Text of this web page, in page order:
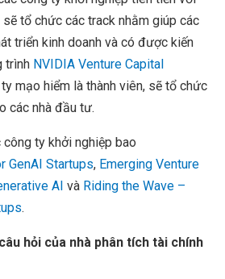
tổ chức các track nhằm giúp các
triển kinh doanh và có được kiến
trình NVIDIA Venture Capital
mạo hiểm là thành viên, sẽ tổ chức
các nhà đầu tư.
ty khởi nghiệp bao
GenAI Startups, Emerging Venture
AI và Riding the Wave –
.
hỏi của nhà phân tích tài chính